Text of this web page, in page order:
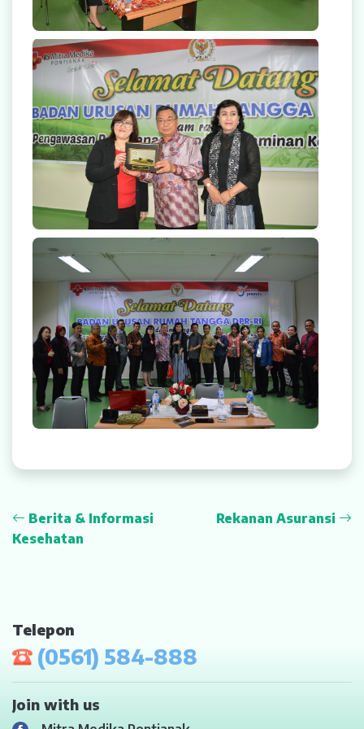
Dalam rangka pengawasan Program Jaminan
Kesehatan, pertemuan ini dihadiri kurang lebih 15
anggota DPR-RI dan pihak Jasindo Health Care.
Dalam rangka pengawasan Program Jaminan
Kesehatan, pertemuan ini dihadiri kurang lebih 15
anggota DPR-RI dan pihak Jasindo Health Care.
Berita & Informasi
Kesehatan
Rekanan Asuransi
Telepon
(0561) 584-888
Join with us